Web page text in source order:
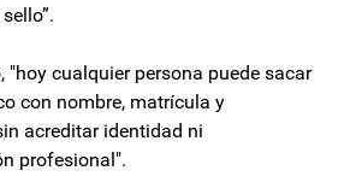
"hoy cualquier persona puede sacar
con nombre, matrícula y
acreditar identidad ni
profesional".